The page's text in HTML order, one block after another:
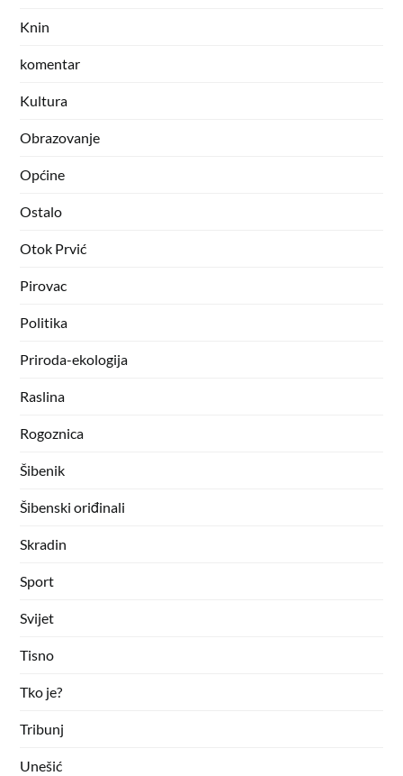
Knin
komentar
Kultura
Obrazovanje
Općine
Ostalo
Otok Prvić
Pirovac
Politika
Priroda-ekologija
Raslina
Rogoznica
Šibenik
Šibenski oriđinali
Skradin
Sport
Svijet
Tisno
Tko je?
Tribunj
Unešić